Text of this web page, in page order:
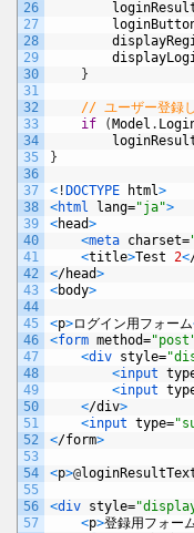
26
27
28
29
30
31
32
33
34
35
36
37
38
39
40
41
42
43
44
45
46
47
48
49
50
51
52
53
54
55
56
57
}
// ユーザー登録し
if
( Model .
}
< ! DOCTYPE html>
<html lang="ja">
<head>
<meta charset=
<title>Test 2<
</head>
<body>
<p>ログイン用フォーム
<form method=
<div style=
<input
<input
</div>
<input type=
</form>
<p>@
<div style=
<p>登録用フォー